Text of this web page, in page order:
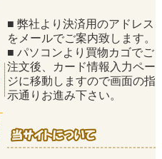
■ 弊社より決済用のアドレス
をメールでご案内致します。
■ パソコンより買物カゴでご
注文後、カード情報入力ペー
ジに移動しますので画面の指
示通りお進み下さい。